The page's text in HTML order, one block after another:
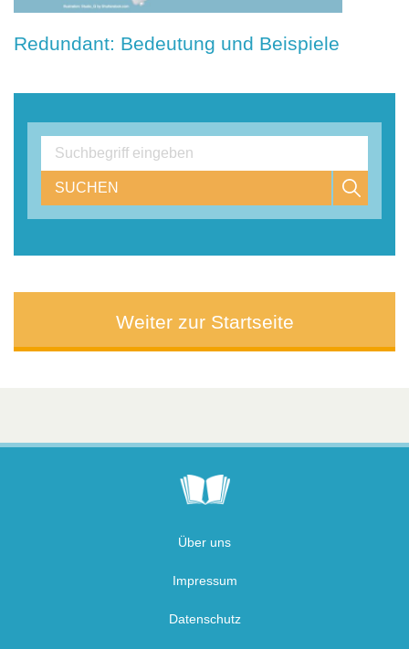
Redundant: Bedeutung und Beispiele
SUCHEN
Weiter zur Startseite
Über uns
Impressum
Datenschutz